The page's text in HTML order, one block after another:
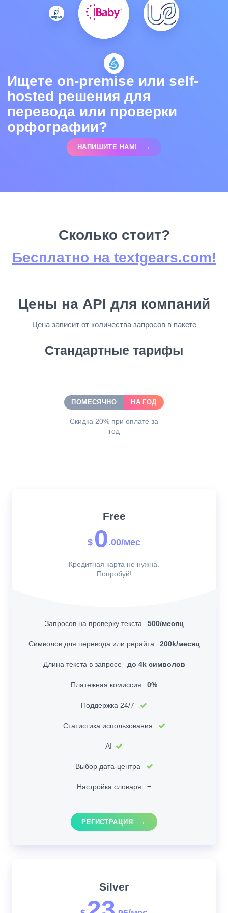
Ищете on-premise или self-
hosted решения для
перевода или проверки
орфографии?
НАПИШИТЕ НАМ!
Сколько стоит?
Бесплатно на textgears.com!
Цены на API для компаний
Цена зависит от количества запросов в пакете
Стандартные тарифы
ПОМЕСЯЧНО НА ГОД
Скидка 20% при оплате за
год
Free
$ 0.00/мес
Кредитная карта не нужна.
Попробуй!
Запросов на проверку текста 500/месяц
Символов для перевода или рерайта 200k/месяц
Длина текста в запросе до 4k символов
Платежная комиссия 0%
Поддержка 24/7
Статистика использования
AI
Выбор дата-центра
Настройка словаря −
РЕГИСТРАЦИЯ
Silver